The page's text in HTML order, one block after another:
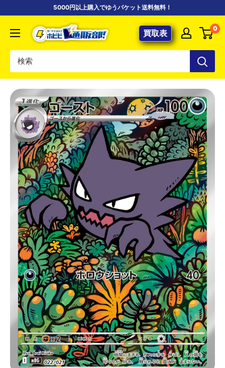
5000円以上購入でゆうパケット送料無料！
【ポ
ケ
専
門
カ
ー
ド
シ
ョ
ッ
プ
ホ
ビ
ビ
通
販
部
買取表 0